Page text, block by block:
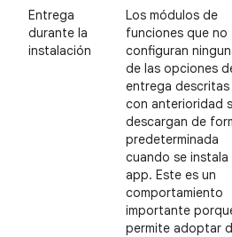
Entrega
durante la
instalación
Los módulos de
funciones que no
configuran
de las opciones
entrega descritas
con anterioridad
descargan de
predeterminada
cuando se instala
app. Este es un
comportamiento
importante
permite adoptar